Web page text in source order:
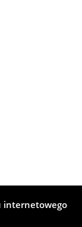
internetowego